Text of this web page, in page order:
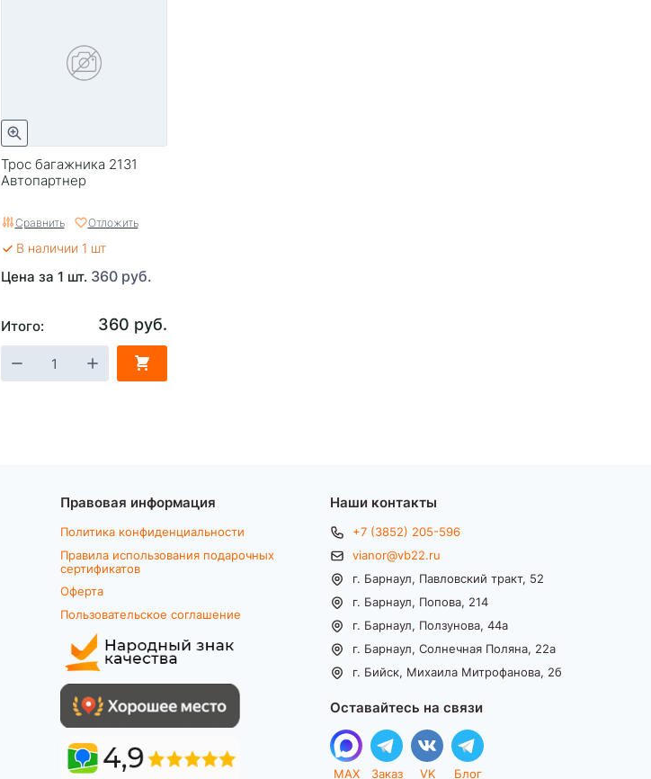
Трос багажника 2131
Автопартнер
Сравнить Отложить
В наличии 1 шт
Цена за 1 шт. 360 руб.
Итого: 360 руб.
Правовая информация
Политика конфиденциальности
Правила использования подарочных
сертификатов
Оферта
Пользовательское соглашение
Наши контакты
+7 (3852) 205-596
vianor@vb22.ru
г. Барнаул, Павловский тракт, 52
г. Барнаул, Попова, 214
г. Барнаул, Ползунова, 44а
г. Барнаул, Солнечная Поляна, 22а
г. Бийск, Михаила Митрофанова, 2б
Оставайтесь на связи
MAX Заказ VK Блог